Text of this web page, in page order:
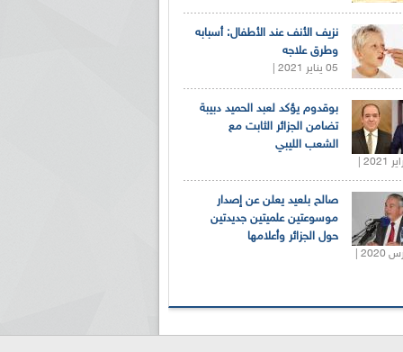
نزيف الأنف عند الأطفال: أسبابه
وطرق علاجه
05 يناير 2021 |
بوقدوم يؤكد لعبد الحميد دبيبة
تضامن الجزائر الثابت مع
الشعب الليبي
صالح بلعيد يعلن عن إصدار
موسوعتين علميتين جديدتين
حول الجزائر وأعلامها